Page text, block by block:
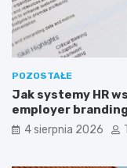
POZOSTAŁE
Jak systemy HR
employer
4 sierpnia 2026